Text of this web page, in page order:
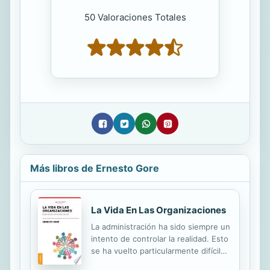
50 Valoraciones Totales
Más libros de Ernesto Gore
La Vida En Las Organizaciones
La administración ha sido siempre un
intento de controlar la realidad. Esto
se ha vuelto particularmente difícil